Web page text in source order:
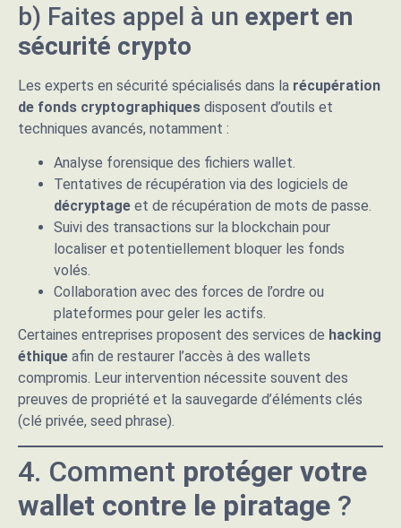
b) Faites appel à un expert en
sécurité crypto
Les experts en sécurité spécialisés dans la récupération
de fonds cryptographiques disposent d’outils et
techniques avancés, notamment :
Analyse forensique des fichiers wallet.
Tentatives de récupération via des logiciels de
décryptage et de récupération de mots de passe.
Suivi des transactions sur la blockchain pour
localiser et potentiellement bloquer les fonds
volés.
Collaboration avec des forces de l’ordre ou
plateformes pour geler les actifs.
Certaines entreprises proposent des services de hacking
éthique afin de restaurer l’accès à des wallets
compromis. Leur intervention nécessite souvent des
preuves de propriété et la sauvegarde d’éléments clés
(clé privée, seed phrase).
4. Comment protéger votre
wallet contre le piratage ?